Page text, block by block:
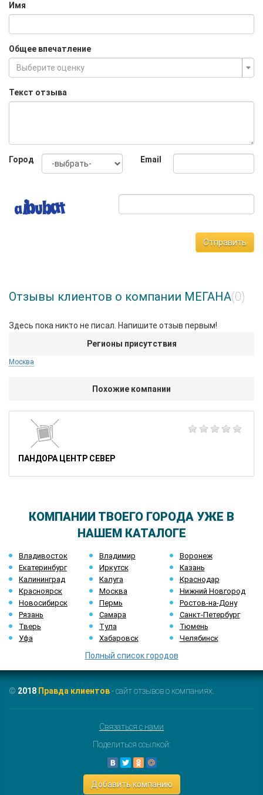
Имя
Общее впечатление
Выберите оценку
Текст отзыва
Город Email
Отправить
Отзывы клиентов о компании МЕГАНА(0)
Здесь пока никто не писал. Напишите отзыв первым!
Регионы присутствия
Москва
Похожие компании
ПАНДОРА ЦЕНТР СЕВЕР
КОМПАНИИ ТВОЕГО ГОРОДА УЖЕ В
НАШЕМ КАТАЛОГЕ
Владивосток Владимир
Воронеж
Екатеринбург
Иркутск
Казань
Калининград
Калуга
Краснодар
Красноярск
Москва
Нижний Новгород
Новосибирск
Пермь
Ростов-на-Дону
Рязань
Самара
Санкт-Петербург
Тверь
Тула
Тюмень
Уфа
Хабаровск Челябинск
Полный список городов
© 2018 Правда клиентов- сайт отзывов о компаниях.
Связаться с нами
Поделиться ссылкой:
Добавить компанию